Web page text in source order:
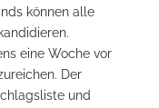
können alle
eine Woche vor
Der
und